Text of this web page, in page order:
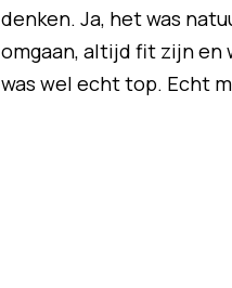
denken. Ja, het was
omgaan, altijd fit zijn en
was wel echt top. Echt